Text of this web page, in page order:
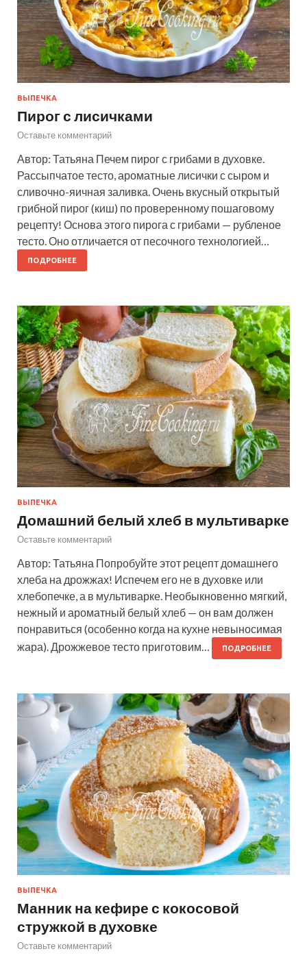
ВЫПЕЧКА
Пирог с лисичками
Оставьте комментарий
Автор: Татьяна Печем пирог с грибами в духовке.
Рассыпчатое тесто, ароматные лисички с сыром и
сливочно-яичная заливка. Очень вкусный открытый
грибной пирог (киш) по проверенному пошаговому
рецепту! Основа этого пирога с грибами — рубленое
тесто. Оно отличается от песочного технологией…
ПОДРОБНЕЕ
ВЫПЕЧКА
Домашний белый хлеб в мультиварке
Оставьте комментарий
Автор: Татьяна Попробуйте этот рецепт домашнего
хлеба на дрожжах! Испечем его не в духовке или
хлебопечке, а в мультиварке. Необыкновенно мягкий,
нежный и ароматный белый хлеб — он вам должен
понравиться (особенно когда на кухне невыносимая
жара). Дрожжевое тесто приготовим…
ПОДРОБНЕЕ
ВЫПЕЧКА
Манник на кефире с кокосовой
стружкой в духовке
Оставьте комментарий